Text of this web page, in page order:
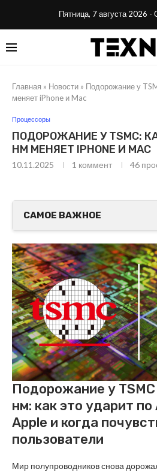
Пятница, 7 августа 2026 -
Главная » Новости » Подорожание у
меняет iPhone и Mac
Процессоры
ПОДОРОЖАНИЕ У TSMC:
НМ МЕНЯЕТ IPHONE И MAC
10.11.2025 1 коммент 46
САМОЕ ВАЖНОЕ
Подорожание у
нм: как это ударит
Apple и когда
пользователи
Мир полупроводников снова